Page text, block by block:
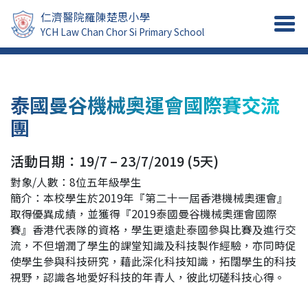
仁濟醫院羅陳楚思小學
YCH Law Chan Chor Si Primary School
泰國曼谷機械奧運會國際賽交流
團
活動日期：19/7 – 23/7/2019 (5天)
對象/人數：8位五年級學生
簡介：本校學生於2019年『第二十一屆香港機械奧運會』
取得優異成績，並獲得『2019泰國曼谷機械奧運會國際
賽』香港代表隊的資格，學生更遠赴泰國參與比賽及進行交
流，不但增潤了學生的課堂知識及科技製作經驗，亦同時促
使學生參與科技研究，藉此深化科技知識，拓闊學生的科技
視野，認識各地愛好科技的年青人，彼此切磋科技心得。